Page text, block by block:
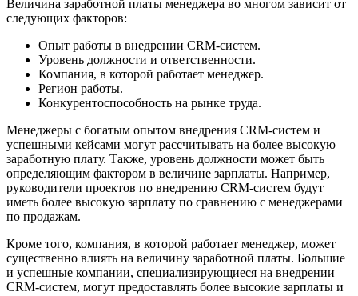
Величина заработной платы менеджера во многом зависит от
следующих факторов:
Опыт работы в внедрении CRM-систем.
Уровень должности и ответственности.
Компания, в которой работает менеджер.
Регион работы.
Конкурентоспособность на рынке труда.
Менеджеры с богатым опытом внедрения CRM-систем и
успешными кейсами могут рассчитывать на более высокую
заработную плату. Также, уровень должности может быть
определяющим фактором в величине зарплаты. Например,
руководители проектов по внедрению CRM-систем будут
иметь более высокую зарплату по сравнению с менеджерами
по продажам.
Кроме того, компания, в которой работает менеджер, может
существенно влиять на величину заработной платы. Большие
и успешные компании, специализирующиеся на внедрении
CRM-систем, могут предоставлять более высокие зарплаты и